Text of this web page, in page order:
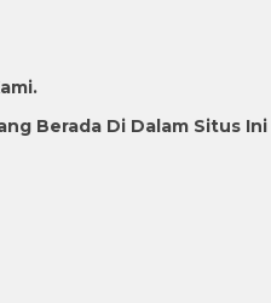
Berada Di Dalam Situs Ini